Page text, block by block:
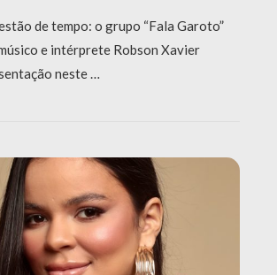
de tempo: o grupo “Fala Garoto”
e intérprete Robson Xavier
neste …